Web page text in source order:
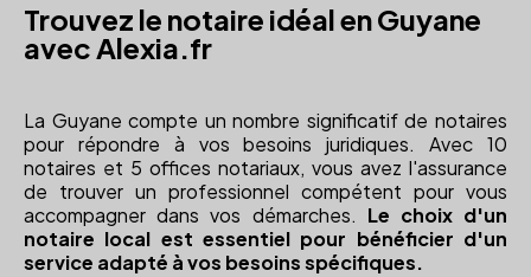
Trouvez le notaire idéal en Guyane
avec Alexia.fr
La Guyane compte un nombre significatif de notaires
pour répondre à vos besoins juridiques. Avec 10
notaires et 5 offices notariaux, vous avez l'assurance
de trouver un professionnel compétent pour vous
accompagner dans vos démarches. Le choix d'un
notaire local est essentiel pour bénéficier d'un
service adapté à vos besoins spécifiques.